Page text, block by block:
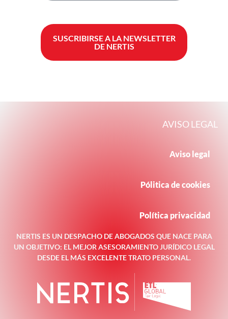
SUSCRIBIRSE A LA NEWSLETTER
DE NERTIS
NERTIS ES UN DESPACHO DE ABOGADOS QUE NACE PARA
UN OBJETIVO: EL MEJOR ASESORAMIENTO JURÍDICO LEGAL
DESDE EL MÁS EXCELENTE TRATO PERSONAL.
AVISO LEGAL
Aviso legal
Pólitica de cookies
Política privacidad